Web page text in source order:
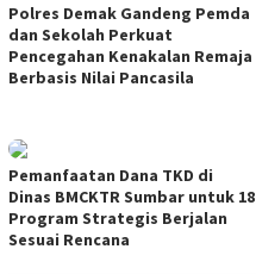
Polres Demak Gandeng Pemda
dan Sekolah Perkuat
Pencegahan Kenakalan Remaja
Berbasis Nilai Pancasila
Pemanfaatan Dana TKD di
Dinas BMCKTR Sumbar untuk 18
Program Strategis Berjalan
Sesuai Rencana